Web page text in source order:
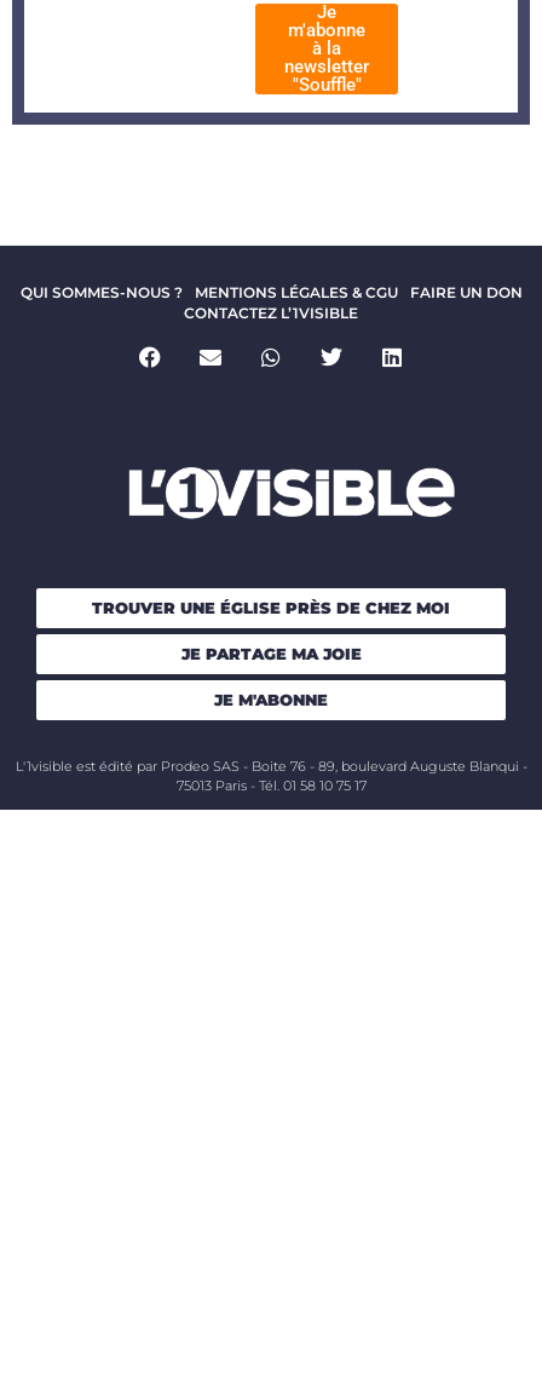
Je
m'abonne
à la
newsletter
"Souffle"
QUI SOMMES-NOUS ? MENTIONS LÉGALES & CGU
FAIRE UN DON
CONTACTEZ L’1VISIBLE
TROUVER UNE ÉGLISE PRÈS DE CHEZ MOI
JE PARTAGE MA JOIE
JE M'ABONNE
L'1visible est édité par Prodeo SAS - Boite 76 - 89, boulevard Auguste Blanqui -
75013 Paris - Tél. 01 58 10 75 17